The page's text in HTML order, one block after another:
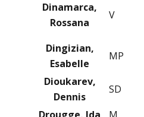
Dinamarca,
Rossana
V
Dingizian,
Esabelle
MP
Dioukarev,
Dennis
SD